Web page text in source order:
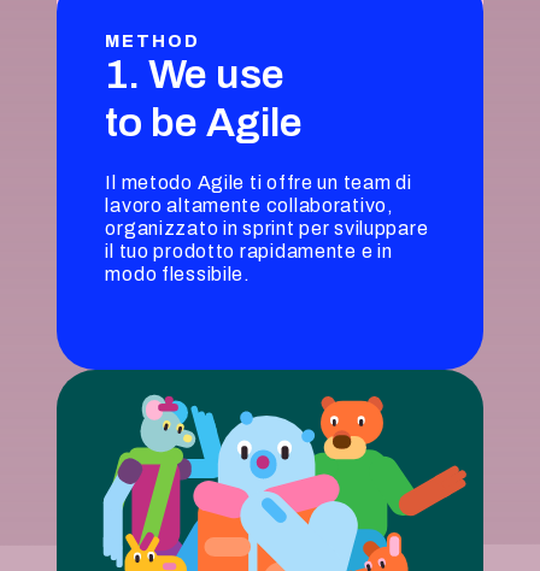
METHOD
1. We use
to be Agile
Il metodo Agile ti offre un team di
lavoro altamente collaborativo,
organizzato in sprint per sviluppare
il tuo prodotto rapidamente e in
modo flessibile.